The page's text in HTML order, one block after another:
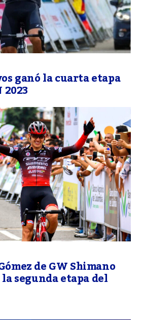
ganó la cuarta etapa
de GW Shimano
segunda etapa del